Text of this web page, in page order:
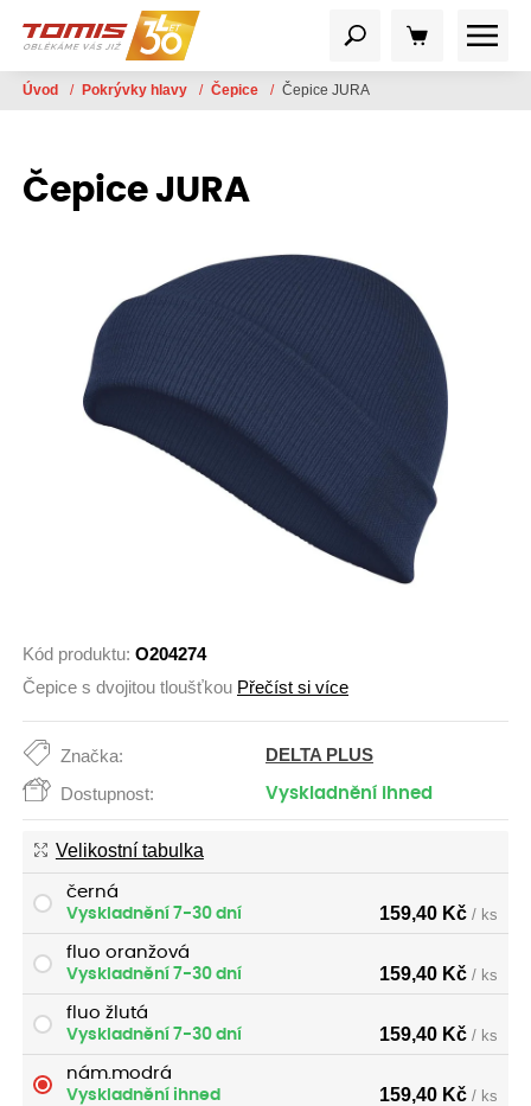
Úvod / Pokrývky hlavy / Čepice / Čepice JURA
Čepice JURA
Kód produktu: O204274
Čepice s dvojitou tloušťkou Přečíst si více
Značka: DELTA PLUS
Dostupnost: Vyskladnění ihned
Velikostní tabulka
černá
Vyskladnění 7-30 dní
159,40 Kč / ks
fluo oranžová
Vyskladnění 7-30 dní
159,40 Kč / ks
fluo žlutá
Vyskladnění 7-30 dní
159,40 Kč / ks
nám.modrá
Vyskladnění ihned
159,40 Kč / ks